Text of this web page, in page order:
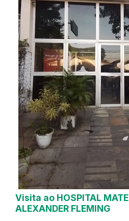
Visita ao HOSPITAL
ALEXANDER FLEMING